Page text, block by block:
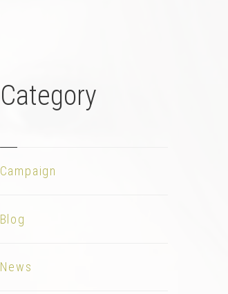
Category
Campaign
Blog
News